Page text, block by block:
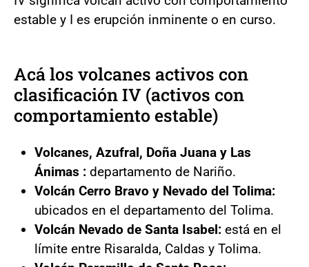
estable y I es erupción inminente o en curso.
Acá los volcanes activos con
clasificación IV (activos con
comportamiento estable)
Volcanes, Azufral, Doña Juana y Las
Ánimas : departamento de Nariño.
Volcán Cerro Bravo y Nevado del Tolima:
ubicados en el departamento del Tolima.
Volcán Nevado de Santa Isabel: está en el
límite entre Risaralda, Caldas y Tolima.